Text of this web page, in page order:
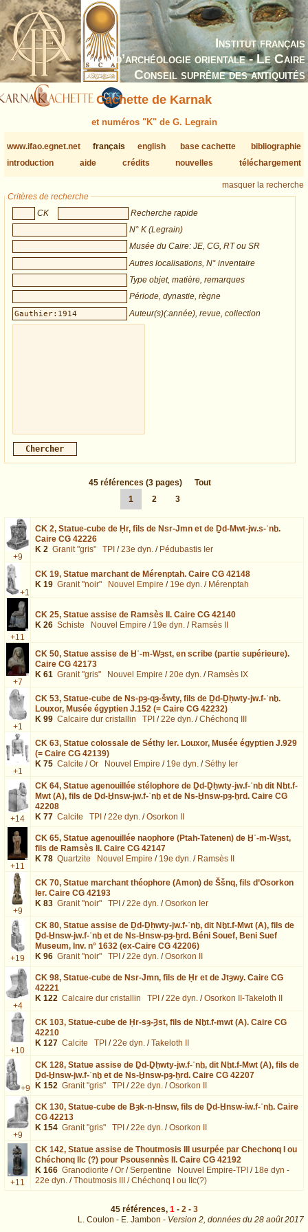
Institut français
d’archéologie orientale - Le Caire
Conseil suprême des antiquités
Cachette de Karnak
et numéros "K" de G. Legrain
www.ifao.egnet.net français english base cachette
bibliographie
introduction
aide crédits nouvelles téléchargement
masquer la recherche
Critères de recherche
CK
Recherche rapide
N° K (Legrain)
Musée du Caire: JE, CG, RT ou SR
Autres localisations, N° inventaire
Type objet, matière, remarques
Période, dynastie, règne
Auteur(s)(:année), revue, collection
45 références (3 pages)
Tout
1
2 3
+9
CK 2, Statue-cube de Ḥr, fils de Nsr-Jmn et de Ḏd-Mwt-jw.s-ʿnḫ.
Caire CG 42226
K 2 Granit "gris" TPI /23e dyn. / Pédubastis Ier
+1
CK 19, Statue marchant de Mérenptah. Caire CG 42148
K 19 Granit "noir" Nouvel Empire / 19e dyn. / Mérenptah
+11
CK 25, Statue assise de Ramsès II. Caire CG 42140
K 26 Schiste Nouvel Empire / 19e dyn. / Ramsès II
+7
CK 50, Statue assise de Ḫʿ-m-Wȝst, en scribe (partie supérieure).
Caire CG 42173
K 61 Granit "gris" Nouvel Empire /20e dyn. / Ramsès IX
+1
CK 53, Statue-cube de Ns-pȝ-qȝ-šwty, fils de Ḏd-Ḏḥwty-jw.f-ʿnḫ.
Louxor, Musée égyptien J.152 (= Caire CG 42232)
K 99 Calcaire dur cristallin TPI /22e dyn. /Chéchonq III
+1
CK 63, Statue colossale de Séthy Ier. Louxor, Musée égyptien J.929
(= Caire CG 42139)
K 75 Calcite /Or Nouvel Empire / 19e dyn. /Séthy Ier
+14
CK 64, Statue agenouillée stélophore de Ḏd-Ḏḥwty-jw.f-ʿnḫ dit Nḫt.f-
Mwt (A), fils de Ḏd-Ḫnsw-jw.f-ʿnḫ et de Ns-Ḫnsw-pȝ-ẖrd. Caire CG
42208
K 77 Calcite TPI /22e dyn. /Osorkon II
+11
CK 65, Statue agenouillée naophore (Ptah-Tatenen) de Ḫʿ-m-Wȝst,
fils de Ramsès II. Caire CG 42147
K 78 Quartzite Nouvel Empire / 19e dyn. / Ramsès II
+9
CK 70, Statue marchant théophore (Amon) de Ššnq, fils d’Osorkon
Ier. Caire CG 42193
K 83 Granit "noir" TPI /22e dyn. /Osorkon Ier
+19
CK 80, Statue assise de Ḏd-Ḏḥwty-jw.f-ʿnḫ, dit Nḫt.f-Mwt (A), fils de
Ḏd-Ḫnsw-jw.f-ʿnḫ et de Ns-Ḫnsw-pȝ-ẖrd. Béni Souef, Beni Suef
Museum, Inv. n° 1632 (ex-Caire CG 42206)
K 96 Granit "noir" TPI /22e dyn. /Osorkon II
+4
CK 98, Statue-cube de Nsr-Jmn, fils de Ḥr et de Jtȝwy. Caire CG
42221
K 122 Calcaire dur cristallin TPI /22e dyn. /Osorkon II-Takeloth II
+10
CK 103, Statue-cube de Ḥr-sȝ-Ȝst, fils de Nḫt.f-mwt (A). Caire CG
42210
K 127 Calcite TPI /22e dyn. /Takeloth II
+9
CK 128, Statue assise de Ḏd-Ḏḥwty-jw.f-ʿnḫ, dit Nḫt.f-Mwt (A), fils de
Ḏd-Ḫnsw-jw.f-ʿnḫ et de Ns-Ḫnsw-pȝ-ẖrd. Caire CG 42207
K 152 Granit "gris" TPI /22e dyn. /Osorkon II
+9
CK 130, Statue-cube de Bȝk-n-Ḫnsw, fils de Ḏd-Ḫnsw-ỉw.f-ʿnḫ. Caire
CG 42213
K 154 Granit "gris" TPI /22e dyn. /Osorkon II
+11
CK 142, Statue assise de Thoutmosis III usurpée par Chechonq I ou
Chéchonq IIc (?) pour Psousennès II. Caire CG 42192
K 166 Granodiorite /Or /Serpentine Nouvel Empire-TPI / 18e dyn -
22e dyn. /Thoutmosis III / Chéchonq I ou IIc(?)
45 références, 1- 2- 3
L. Coulon - E. Jambon - Version 2, données du 28 août 2017